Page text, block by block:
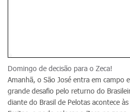
Domingo de decisão para o Zeca!
Amanhã, o São José entra em campo
grande desafio pelo returno do
diante do Brasil de Pelotas acontece